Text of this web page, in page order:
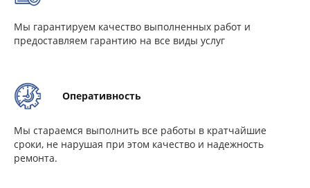
Мы гарантируем качество выполненных работ и
предоставляем гарантию на все виды услуг
Оперативность
Мы стараемся выполнить все работы в кратчайшие
сроки, не нарушая при этом качество и надежность
ремонта.